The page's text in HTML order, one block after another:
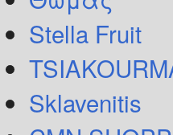
Stella Fruit
Sklavenitis